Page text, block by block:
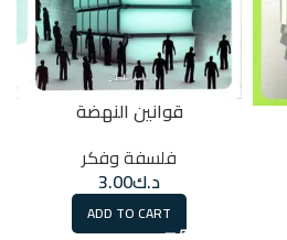
قوانين النهضة
فلسفة وفكر
د.ك3.00
ADD TO CART